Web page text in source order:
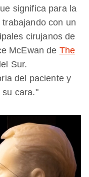
significa para la
con un
cirujanos de
McEwan de The
Sur.
del paciente y
su cara."